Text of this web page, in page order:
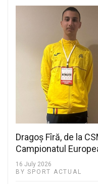
Dragoș Fîră, de la
Campionatul
16 July 2026
BY SPORT ACTUAL